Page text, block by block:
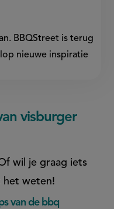
BBQStreet is terug
nieuwe inspiratie
visburger
wil je graag iets
het weten!
van de bbq